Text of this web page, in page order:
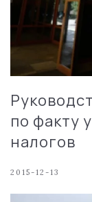
по факту
налогов
2015-12-13